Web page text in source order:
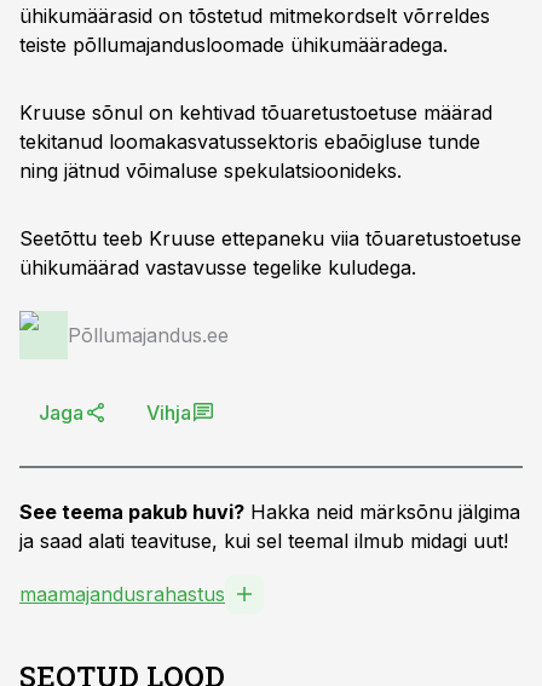
ühikumäärasid on tõstetud mitmekordselt võrreldes
teiste põllumajandusloomade ühikumääradega.
Kruuse sõnul on kehtivad tõuaretustoetuse määrad
tekitanud loomakasvatussektoris ebaõigluse tunde
ning jätnud võimaluse spekulatsioonideks.
Seetõttu teeb Kruuse ettepaneku viia tõuaretustoetuse
ühikumäärad vastavusse tegelike kuludega.
Põllumajandus.ee
Jaga Vihja
See teema pakub huvi? Hakka neid märksõnu jälgima
ja saad alati teavituse, kui sel teemal ilmub midagi uut!
maamajandusrahastus
SEOTUD LOOD